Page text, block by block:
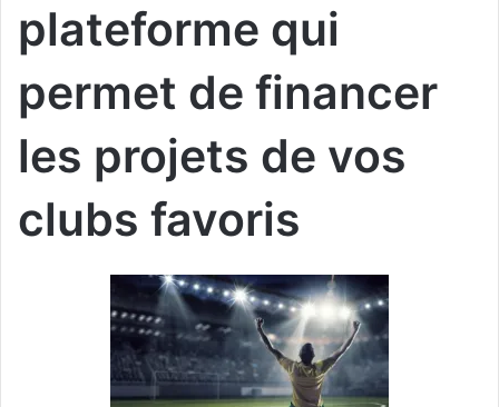
plateforme qui
permet de financer
les projets de vos
clubs favoris